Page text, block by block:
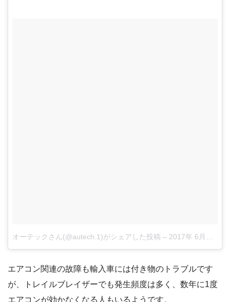
オーテックさん(@autech.1)がシェアした投稿 – 2017年 6月月20日午後4時04分PDT
エアコン関連の故障も輸入車には付き物のトラブルです
が、トレイルブレイザーでも発生頻度は多く、数年に1度
エアコンが効かなくなる人もいるようです。